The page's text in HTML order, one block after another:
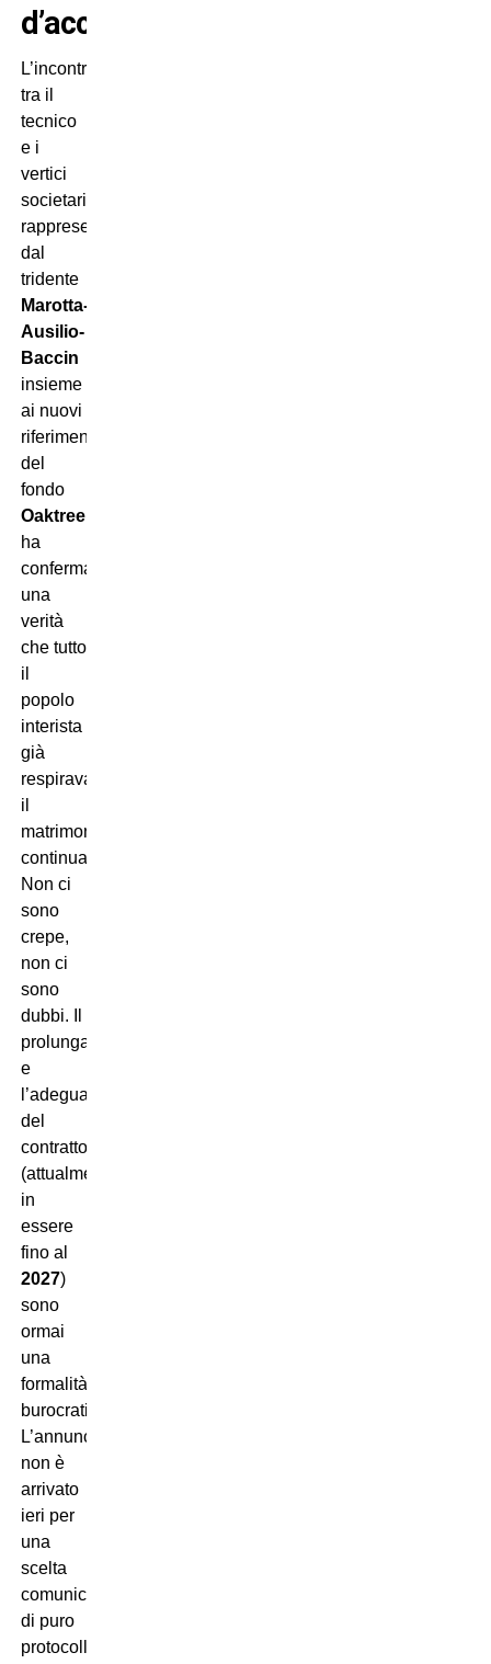
d’acciaio
L’incontro
tra il
tecnico
e i
vertici
societari,
rappresentati
dal
tridente
Marotta-
Ausilio-
Baccin
insieme
ai nuovi
riferimenti
del
fondo
Oaktree,
ha
confermato
una
verità
che tutto
il
popolo
interista
già
respirava:
il
matrimonio
continua.
Non ci
sono
crepe,
non ci
sono
dubbi. Il
prolungamento
e
l’adeguamento
del
contratto
(attualmente
in
essere
fino al
2027)
sono
ormai
una
formalità
burocratica.
L’annuncio
non è
arrivato
ieri per
una
scelta
comunicativa
di puro
protocollo,